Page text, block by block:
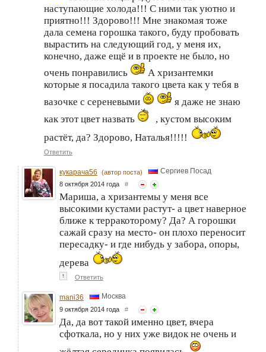
наступающие холода!!! С ними так уютно и
приятно!!! Здорово!!! Мне знакомая тоже
дала семена горошка такого, буду пробовать
вырастить на следующий год, у меня их,
конечно, даже ещё и в проекте не было, но
очень понравились
А хризантемки
которые я посадила такого цвета как у тебя в
вазочке с сереневыми
я даже не знаю
как этот цвет назвать
, кустом высоким
растёт, да? Здорово, Наталья!!!!!
Ответить
кукарача56 (автор поста) Сергиев Посад
8 октября 2014 года #
Мариша, а хризантемы у меня все
высокими кустами растут- а цвет наверное
ближе к терракоторому? Да? А горошки
сажай сразу на место- он плохо переносит
пересадку- и где нибудь у забора, опоры,
дерева
↑ Ответить
mani36 Москва
9 октября 2014 года #
Да, да вот такой именно цвет, вчера
сфоткала, но у них уже видок не очень и